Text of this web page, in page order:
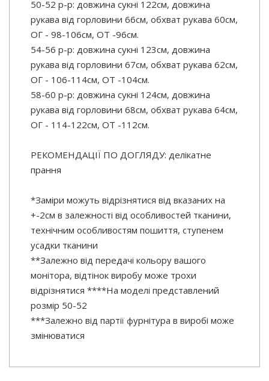
50-52 р-р: довжина сукні 122см, довжина
рукава від горловини 66см, обхват рукава 60см,
ОГ - 98-106см, ОТ -96см.
54-56 р-р: довжина сукні 123см, довжина
рукава від горловини 67см, обхват рукава 62см,
ОГ - 106-114см, ОТ -104см.
58-60 р-р: довжина сукні 124см, довжина
рукава від горловини 68см, обхват рукава 64см,
ОГ - 114-122см, ОТ -112см.
РЕКОМЕНДАЦІЇ ПО ДОГЛЯДУ: делікатне
прання
*Заміри можуть відрізнятися від вказаних на
+-2см в залежності від особливостей тканини,
технічним особливостям пошиття, ступенем
усадки тканини
**Залежно від передачі кольору вашого
монітора, відтінок виробу може трохи
відрізнятися ****На моделі представлений
розмір 50-52
***Залежно від партії фурнітура в виробі може
змінюватися